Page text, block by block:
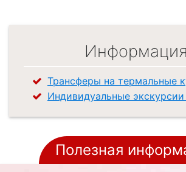
Информация
Трансферы на термальные
Индивидуальные экскурсии
Полезная